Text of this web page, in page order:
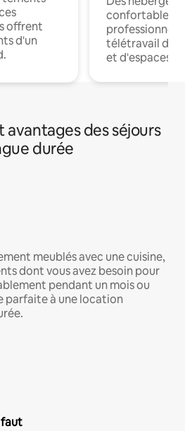
offrent
d'un
confortables
professionnels
télétravail
et d'espaces
avantages des séjours
durée
meublés avec une cuisine,
dont vous avez besoin pour
pendant un mois ou
parfaite à une location
faut